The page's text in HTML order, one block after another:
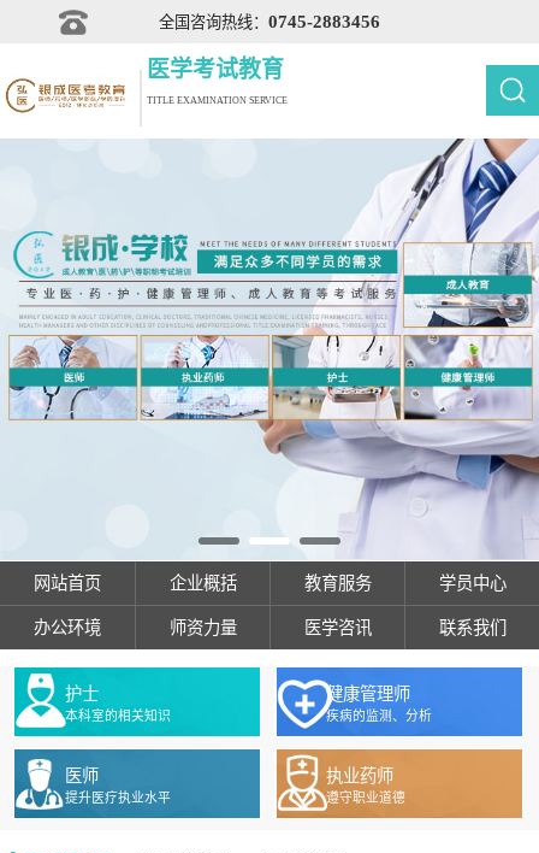
全国咨询热线： 0745-2883456
医学考试教育
TITLE EXAMINATION SERVICE
网站首页 企业概括 教育服务 学员中心
办公环境 师资力量 医学咨讯 联系我们
护士
本科室的相关知识
健康管理师
疾病的监测、分析
医师
提升医疗执业水平
执业药师
遵守职业道德